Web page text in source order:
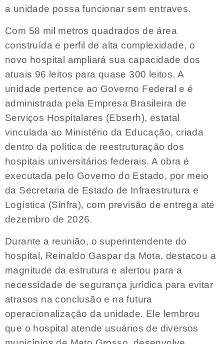
a unidade possa funcionar sem entraves.
Com 58 mil metros quadrados de área
construída e perfil de alta complexidade, o
novo hospital ampliará sua capacidade dos
atuais 96 leitos para quase 300 leitos. A
unidade pertence ao Governo Federal e é
administrada pela Empresa Brasileira de
Serviços Hospitalares (Ebserh), estatal
vinculada ao Ministério da Educação, criada
dentro da política de reestruturação dos
hospitais universitários federais. A obra é
executada pelo Governo do Estado, por meio
da Secretaria de Estado de Infraestrutura e
Logística (Sinfra), com previsão de entrega até
dezembro de 2026.
Durante a reunião, o superintendente do
hospital, Reinaldo Gaspar da Mota, destacou a
magnitude da estrutura e alertou para a
necessidade de segurança jurídica para evitar
atrasos na conclusão e na futura
operacionalização da unidade. Ele lembrou
que o hospital atende usuários de diversos